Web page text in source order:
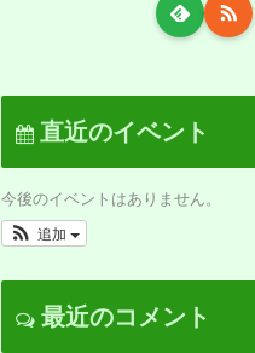
直近のイベント
今後のイベントはありません。
追加
最近のコメント